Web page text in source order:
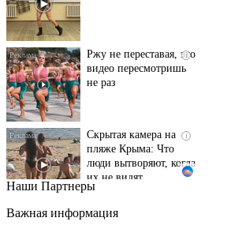
не раз
люди вытворяют, когда
их не видят...
Ролик длится
смеяться вы будете
Наши Партнеры
Важная информация